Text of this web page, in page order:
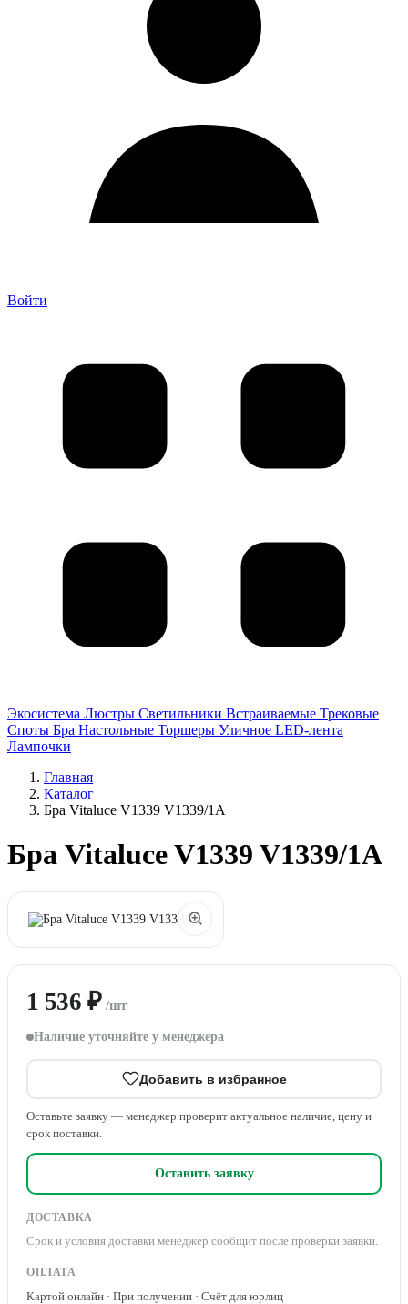
Войти
Экосистема Люстры Светильники Встраиваемые Трековые
Споты Бра Настольные Торшеры Уличное LED-лента
Лампочки
Главная
Каталог
Бра Vitaluce V1339 V1339/1A
Бра Vitaluce V1339 V1339/1A
1 536 ₽ /шт
Наличие уточняйте у менеджера
Добавить в избранное
Оставьте заявку — менеджер проверит актуальное наличие, цену и
срок поставки.
Оставить заявку
ДОСТАВКА
Срок и условия доставки менеджер сообщит после проверки заявки.
ОПЛАТА
Картой онлайн · При получении · Счёт для юрлиц